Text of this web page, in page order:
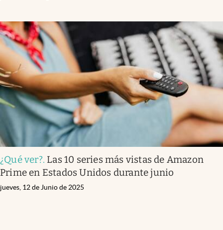
¿Qué ver?. Las 10 series más vistas de Amazon
Prime en Estados Unidos durante junio
jueves, 12 de Junio de 2025